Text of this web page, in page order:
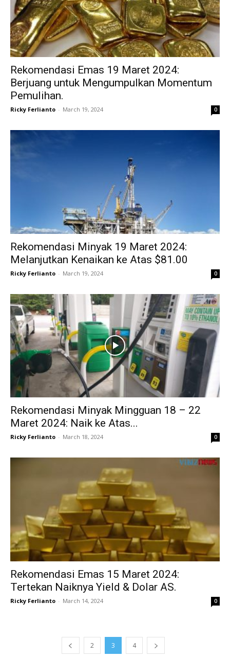
Rekomendasi Emas 19 Maret 2024:
Berjuang untuk Mengumpulkan Momentum
Pemulihan.
Ricky Ferlianto - March 19, 2024 0
Rekomendasi Minyak 19 Maret 2024:
Melanjutkan Kenaikan ke Atas $81.00
Ricky Ferlianto - March 19, 2024 0
Rekomendasi Minyak Mingguan 18 – 22
Maret 2024: Naik ke Atas...
Ricky Ferlianto - March 18, 2024 0
Rekomendasi Emas 15 Maret 2024:
Tertekan Naiknya Yield & Dolar AS.
Ricky Ferlianto - March 14, 2024 0
2 3 4